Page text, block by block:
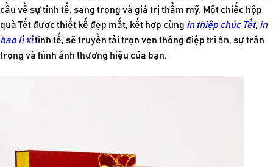
cầu về sự tinh tế, sang trọng và giá trị thẩm mỹ. Một chiếc hộp
quà Tết được thiết kế đẹp mắt, kết hợp cùng in thiệp chúc Tết, in
bao lì xìtinh tế, sẽ truyền tải trọn vẹn thông điệp tri ân, sự trân
trọng và hình ảnh thương hiệu của bạn.